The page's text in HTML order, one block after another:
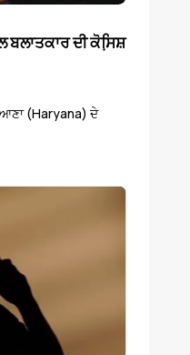
ਦੀ ਕੋਸਿ਼ਸ਼
(Haryana) ਦੇ